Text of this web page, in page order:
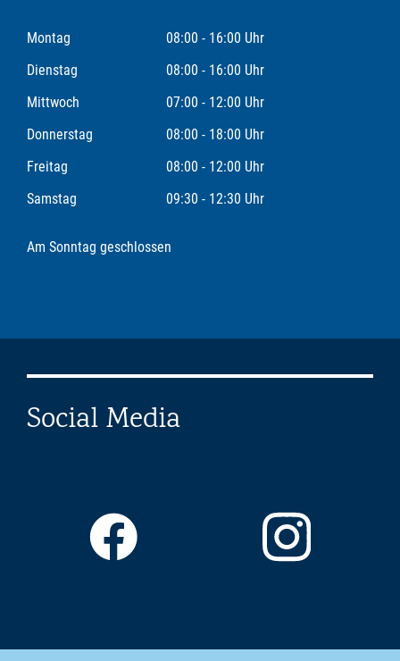
Montag
08:00 - 16:00 Uhr
Dienstag
08:00 - 16:00 Uhr
Mittwoch
07:00 - 12:00 Uhr
Donnerstag
08:00 - 18:00 Uhr
Freitag
08:00 - 12:00 Uhr
Samstag
09:30 - 12:30 Uhr
Am Sonntag geschlossen
Social Media